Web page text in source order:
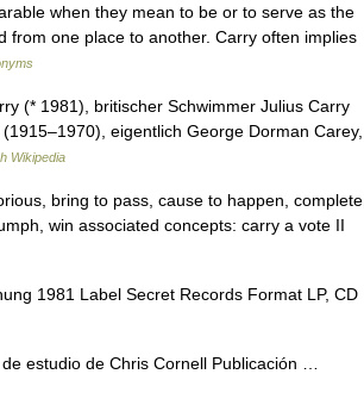
when they mean to be or to serve as the
one place to another. Carry often implies
(* 1981), britischer Schwimmer Julius Carry
eigentlich George Dorman Carey,
Wikipedia
bring to pass, cause to happen, complete,
win associated concepts: carry a vote II
1981 Label Secret Records Format LP, CD
estudio de Chris Cornell Publicación …